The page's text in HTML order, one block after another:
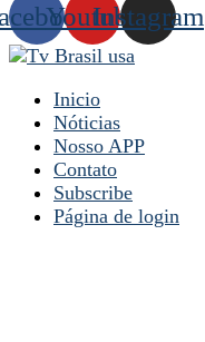
YoutubeInstagram
Inicio
Nóticias
Nosso APP
Contato
Subscribe
Página de login